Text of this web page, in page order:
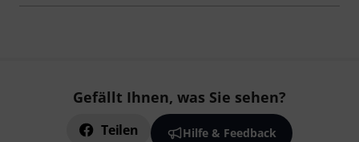
Gefällt Ihnen, was Sie sehen?
Teilen Hilfe & Feedback